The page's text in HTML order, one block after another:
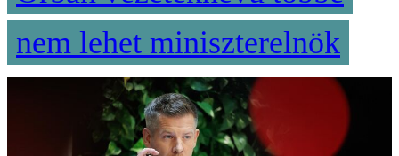
nem lehet miniszterelnök